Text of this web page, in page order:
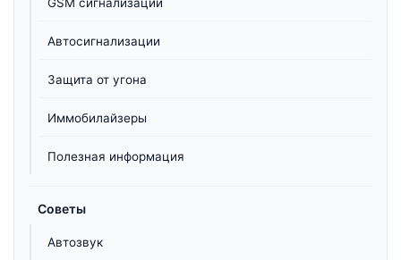
Автосигнализации
Защита от угона
Иммобилайзеры
Полезная информация
Советы
Автозвук